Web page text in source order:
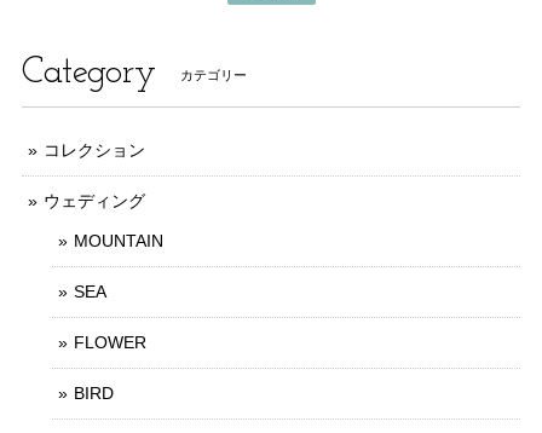
Category カテゴリー
コレクション
ウェディング
MOUNTAIN
SEA
FLOWER
BIRD